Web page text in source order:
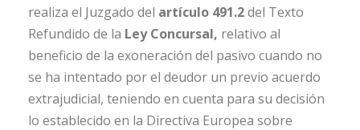
realiza el Juzgado del artículo 491.2del Texto
Refundido de la Ley Concursal, relativo al
beneficio de la exoneración del pasivo cuando no
se ha intentado por el deudor un previo acuerdo
extrajudicial, teniendo en cuenta para su decisión
lo establecido en la Directiva Europea sobre